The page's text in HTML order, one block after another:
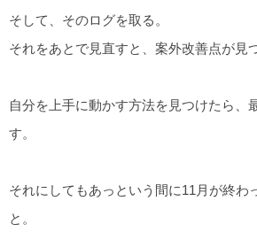
そして、そのログを取る。
それをあとで見直すと、案外改善点が見
自分を上手に動かす方法を見つけたら、
す。
それにしてもあっという間に11月が終わ
と。